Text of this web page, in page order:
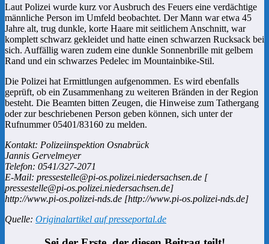
Laut Polizei wurde kurz vor Ausbruch des Feuers eine verdächtige
männliche Person im Umfeld beobachtet. Der Mann war etwa 45
Jahre alt, trug dunkle, korte Haare mit seitlichem Anschnitt, war
komplett schwarz gekleidet und hatte einen schwarzen Rucksack bei
sich. Auffällig waren zudem eine dunkle Sonnenbrille mit gelbem
Rand und ein schwarzes Pedelec im Mountainbike-Stil.
Die Polizei hat Ermittlungen aufgenommen. Es wird ebenfalls
geprüft, ob ein Zusammenhang zu weiteren Bränden in der Region
besteht. Die Beamten bitten Zeugen, die Hinweise zum Tathergang
oder zur beschriebenen Person geben können, sich unter der
Rufnummer 05401/83160 zu melden.
Kontakt: Polizeiinspektion Osnabrück
Jannis Gervelmeyer
Telefon: 0541/327-2071
E-Mail: pressestelle@pi-os.polizei.niedersachsen.de [
pressestelle@pi-os.polizei.niedersachsen.de]
http://www.pi-os.polizei-nds.de [http://www.pi-os.polizei-nds.de]
Quelle: Originalartikel auf presseportal.de